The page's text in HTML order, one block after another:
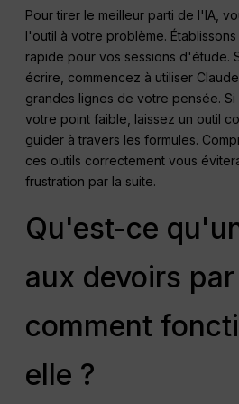
Pour tirer le meilleur parti de l'IA,
l'outil à votre problème.
rapide pour vos sessions d'étude.
écrire, commencez à utiliser
grandes lignes de votre pensée. Si
votre point faible, laissez un outil
guider à travers les formules.
ces outils correctement vous
frustration par la suite.
Qu'est-ce
aux devoirs
comment
elle ?